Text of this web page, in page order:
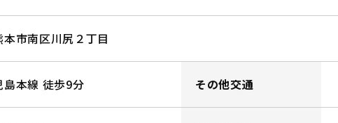
市南区川尻２丁目
島本線 徒歩9分 その他交通